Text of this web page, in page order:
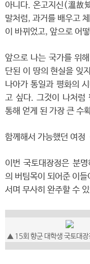
아니다. 온고지신(溫故
말처럼, 과거를 배우고
이 바뀌었고, 앞으로 어
앞으로 나는 국가를 위
단된 이 땅의 현실을 잊
나아가 통일과 평화의
고 싶다. 그것이 나처럼
통해 얻게 된 가장 큰 수
함께해서 가능했던 여
이번 국토대장정은 분
의 버팀목이 되어준 이
서며 무사히 완주할 수
▲ 15회 향군 대학생 국토대